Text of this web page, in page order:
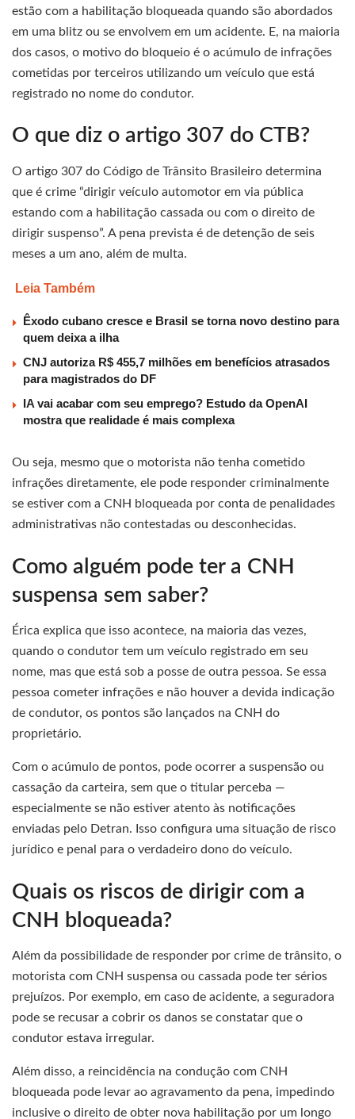
estão com a habilitação bloqueada quando são abordados
em uma blitz ou se envolvem em um acidente. E, na maioria
dos casos, o motivo do bloqueio é o acúmulo de infrações
cometidas por terceiros utilizando um veículo que está
registrado no nome do condutor.
O que diz o artigo 307 do CTB?
O artigo 307 do Código de Trânsito Brasileiro determina
que é crime “dirigir veículo automotor em via pública
estando com a habilitação cassada ou com o direito de
dirigir suspenso”. A pena prevista é de detenção de seis
meses a um ano, além de multa.
Leia Também
Êxodo cubano cresce e Brasil se torna novo destino para
quem deixa a ilha
CNJ autoriza R$ 455,7 milhões em benefícios atrasados
para magistrados do DF
IA vai acabar com seu emprego? Estudo da OpenAI
mostra que realidade é mais complexa
Ou seja, mesmo que o motorista não tenha cometido
infrações diretamente, ele pode responder criminalmente
se estiver com a CNH bloqueada por conta de penalidades
administrativas não contestadas ou desconhecidas.
Como alguém pode ter a CNH
suspensa sem saber?
Érica explica que isso acontece, na maioria das vezes,
quando o condutor tem um veículo registrado em seu
nome, mas que está sob a posse de outra pessoa. Se essa
pessoa cometer infrações e não houver a devida indicação
de condutor, os pontos são lançados na CNH do
proprietário.
Com o acúmulo de pontos, pode ocorrer a suspensão ou
cassação da carteira, sem que o titular perceba —
especialmente se não estiver atento às notificações
enviadas pelo Detran. Isso configura uma situação de risco
jurídico e penal para o verdadeiro dono do veículo.
Quais os riscos de dirigir com a
CNH bloqueada?
Além da possibilidade de responder por crime de trânsito, o
motorista com CNH suspensa ou cassada pode ter sérios
prejuízos. Por exemplo, em caso de acidente, a seguradora
pode se recusar a cobrir os danos se constatar que o
condutor estava irregular.
Além disso, a reincidência na condução com CNH
bloqueada pode levar ao agravamento da pena, impedindo
inclusive o direito de obter nova habilitação por um longo